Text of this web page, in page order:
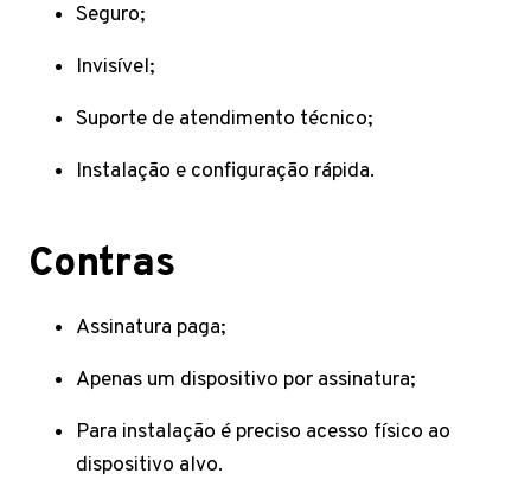
Seguro;
Invisível;
Suporte de atendimento técnico;
Instalação e configuração rápida.
Contras
Assinatura paga;
Apenas um dispositivo por assinatura;
Para instalação é preciso acesso físico ao
dispositivo alvo.